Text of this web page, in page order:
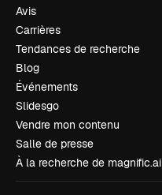
Avis
Carrières
Tendances de recherche
Blog
Événements
Slidesgo
Vendre mon contenu
Salle de presse
À la recherche de magnific.ai